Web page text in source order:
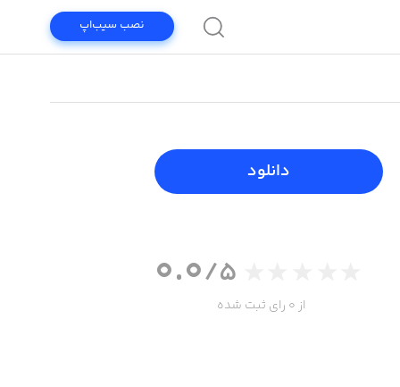
نصب سیب‌اپ
دانلود
0.0/5
از 0 رای ثبت شده